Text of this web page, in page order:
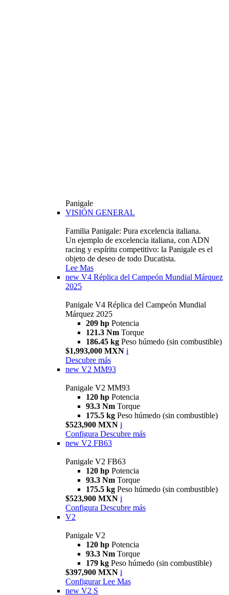
Panigale
VISIÓN GENERAL
Familia Panigale: Pura excelencia italiana.
Un ejemplo de excelencia italiana, con ADN
racing y espíritu competitivo: la Panigale es el
objeto de deseo de todo Ducatista.
Lee Mas
new V4 Réplica del Campeón Mundial Márquez
2025
Panigale V4 Réplica del Campeón Mundial
Márquez 2025
209 hp Potencia
121.3 Nm Torque
186.45 kg Peso húmedo (sin combustible)
$1,993,000 MXN i
Descubre más
new V2 MM93
Panigale V2 MM93
120 hp Potencia
93.3 Nm Torque
175.5 kg Peso húmedo (sin combustible)
$523,900 MXN i
Configura Descubre más
new V2 FB63
Panigale V2 FB63
120 hp Potencia
93.3 Nm Torque
175.5 kg Peso húmedo (sin combustible)
$523,900 MXN i
Configura Descubre más
V2
Panigale V2
120 hp Potencia
93.3 Nm Torque
179 kg Peso húmedo (sin combustible)
$397,900 MXN i
Configurar Lee Mas
new V2 S